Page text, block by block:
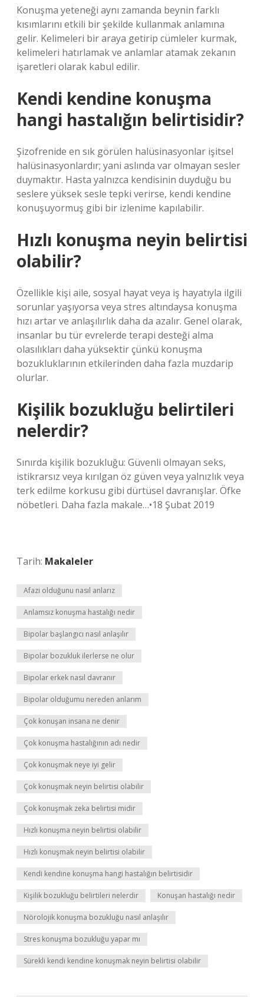
Konuşma yeteneği aynı zamanda beynin farklı
kısımlarını etkili bir şekilde kullanmak anlamına
gelir. Kelimeleri bir araya getirip cümleler kurmak,
kelimeleri hatırlamak ve anlamlar atamak zekanın
işaretleri olarak kabul edilir.
Kendi kendine konuşma
hangi hastalığın belirtisidir?
Şizofrenide en sık görülen halüsinasyonlar işitsel
halüsinasyonlardır; yani aslında var olmayan sesler
duymaktır. Hasta yalnızca kendisinin duyduğu bu
seslere yüksek sesle tepki verirse, kendi kendine
konuşuyormuş gibi bir izlenime kapılabilir.
Hızlı konuşma neyin belirtisi
olabilir?
Özellikle kişi aile, sosyal hayat veya iş hayatıyla ilgili
sorunlar yaşıyorsa veya stres altındaysa konuşma
hızı artar ve anlaşılırlık daha da azalır. Genel olarak,
insanlar bu tür evrelerde terapi desteği alma
olasılıkları daha yüksektir çünkü konuşma
bozukluklarının etkilerinden daha fazla muzdarip
olurlar.
Kişilik bozukluğu belirtileri
nelerdir?
Sınırda kişilik bozukluğu: Güvenli olmayan seks,
istikrarsız veya kırılgan öz güven veya yalnızlık veya
terk edilme korkusu gibi dürtüsel davranışlar. Öfke
nöbetleri. Daha fazla makale…•18 Şubat 2019
Tarih: Makaleler
Afazi olduğunu nasıl anlarız
Anlamsız konuşma hastalığı nedir
Bipolar başlangıcı nasıl anlaşılır
Bipolar bozukluk ilerlerse ne olur
Bipolar erkek nasıl davranır
Bipolar olduğumu nereden anlarım
Çok konuşan insana ne denir
Çok konuşma hastalığının adı nedir
Çok konuşmak neye iyi gelir
Çok konuşmak neyin belirtisi olabilir
Çok konuşmak zeka belirtisi midir
Hızlı konuşma neyin belirtisi olabilir
Hızlı konuşmak neyin belirtisi olabilir
Kendi kendine konuşma hangi hastalığın belirtisidir
Kişilik bozukluğu belirtileri nelerdir Konuşan hastalığı nedir
Nörolojik konuşma bozukluğu nasıl anlaşılır
Stres konuşma bozukluğu yapar mı
Sürekli kendi kendine konuşmak neyin belirtisi olabilir